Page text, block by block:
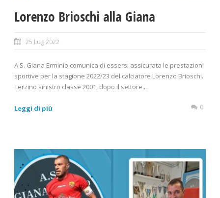
Lorenzo Brioschi alla Giana
25 Lug 2022
A.S. Giana Erminio comunica di essersi assicurata le prestazioni
sportive per la stagione 2022/23 del calciatore Lorenzo Brioschi.
Terzino sinistro classe 2001, dopo il settore...
Leggi di più 0